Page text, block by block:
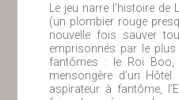
Le jeu narre l’histoire
(un plombier rouge
nouvelle fois sauver
emprisonnés par le
fantômes : le Roi Boo,
mensongère d’un
aspirateur à fantôme,